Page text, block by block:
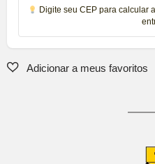
Digite seu CEP para calcular